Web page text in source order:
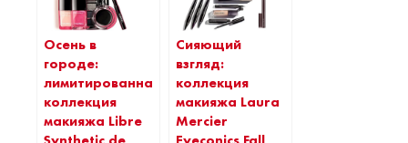
Осень в
городе:
лимитированная
коллекция
макияжа Libre
Сияющий
взгляд:
коллекция
макияжа Laura
Mercier